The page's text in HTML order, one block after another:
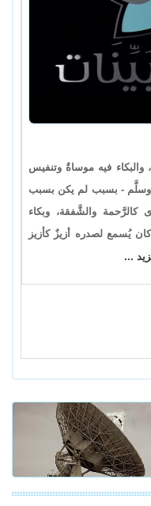
فيه موساةٌ وتنفيس
وسلَّم - بسبب لم يكن بسبب
والشَّفقة، وبكاء
يُسمع لصدره أزيزٌ كأزيز
...